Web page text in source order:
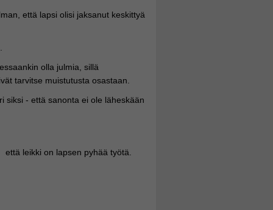
että lapsi olisi jaksanut keskittyä
olla julmia, sillä
tarvitse muistutusta osastaan.
siksi - että sanonta ei ole läheskään
leikki on lapsen pyhää työtä.